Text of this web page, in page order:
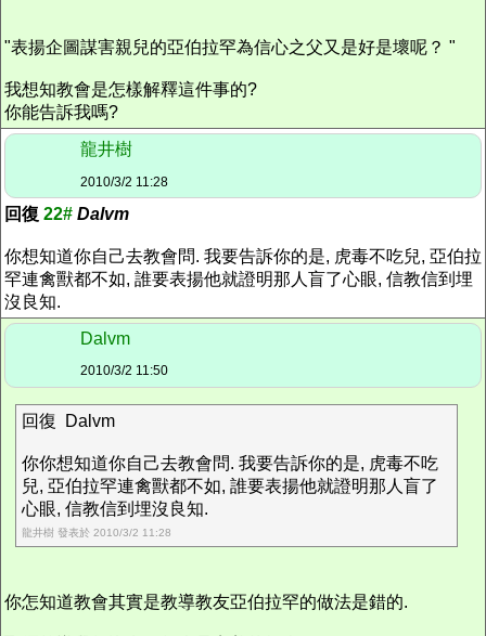
"表揚企圖謀害親兒的亞伯拉罕為信心之父又是好是壞呢？ "
我想知教會是怎樣解釋這件事的?
你能告訴我嗎?
龍井樹
2010/3/2 11:28
回復 22# Dalvm
你想知道你自己去教會問. 我要告訴你的是, 虎毒不吃兒, 亞伯拉
罕連禽獸都不如, 誰要表揚他就證明那人盲了心眼, 信教信到埋
沒良知.
Dalvm
2010/3/2 11:50
回復 Dalvm
你你想知道你自己去教會問. 我要告訴你的是, 虎毒不吃
兒, 亞伯拉罕連禽獸都不如, 誰要表揚他就證明那人盲了
心眼, 信教信到埋沒良知.
龍井樹 發表於 2010/3/2 11:28
你怎知道教會其實是教導教友亞伯拉罕的做法是錯的.